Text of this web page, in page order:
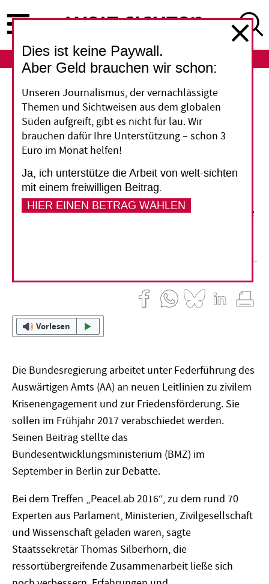
zum
Inhalt
ABO
Friedensförderung
"Gerechtigkeit als
Grundlage"
Die Bundesregierung arbeitet an neuen
Leitlinien zur Friedensförderung. Bei der
Expertenrunde "PeaceLab 2016" in Berlin stellte
Vorlesen
Die Bundesregierung arbeitet unter Federführung des
Auswärtigen Amts (AA) an neuen Leitlinien zu zivilem
Krisenengagement und zur Friedensförderung. Sie
sollen im Frühjahr 2017 verabschiedet werden.
Seinen Beitrag stellte das
Bundesentwicklungsministerium (BMZ) im
September in Berlin zur Debatte.
Bei dem Treffen „PeaceLab 2016“, zu dem rund 70
Experten aus Parlament, Ministerien, Zivilgesellschaft
und Wissenschaft geladen waren, sagte
Staatssekretär Thomas Silberhorn, die
ressortübergreifende Zusammenarbeit ließe sich
Dies ist keine Paywall.
Aber Geld brauchen wir schon:
Unseren Journalismus, der vernachlässigte
Themen und Sichtweisen aus dem globalen
Süden aufgreift, gibt es nicht für lau. Wir
brauchen dafür Ihre Unterstützung – schon 3
Euro im Monat helfen!
Ja, ich unterstütze die Arbeit von welt-sichten
mit einem freiwilligen Beitrag.
HIER EINEN BETRAG WÄHLEN